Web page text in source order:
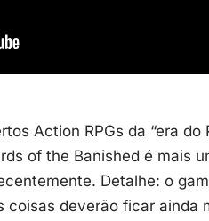
Action RPGs da “era
of the Banished é mais
Detalhe: o
coisas deverão ficar ainda